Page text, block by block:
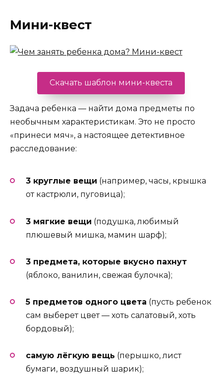
Мини-квест
Скачать шаблон мини-квеста
Задача ребенка — найти дома предметы по
необычным характеристикам. Это не просто
«принеси мяч», а настоящее детективное
расследование:
3 круглые вещи (например, часы, крышка
от кастрюли, пуговица);
3 мягкие вещи (подушка, любимый
плюшевый мишка, мамин шарф);
3 предмета, которые вкусно пахнут
(яблоко, ванилин, свежая булочка);
5 предметов одного цвета (пусть ребенок
сам выберет цвет — хоть салатовый, хоть
бордовый);
самую лёгкую вещь (перышко, лист
бумаги, воздушный шарик);